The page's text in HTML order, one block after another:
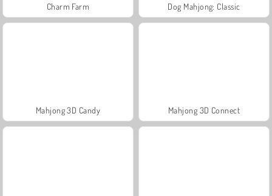
Charm Farm Dog Mahjong: Classic
Mahjong 3D Candy Mahjong 3D Connect